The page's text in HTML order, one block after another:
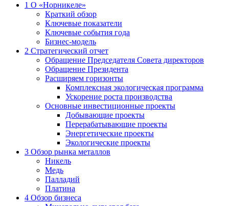
1 О «Норникеле»
Краткий обзор
Ключевые показатели
Ключевые события года
Бизнес-модель
2 Стратегический отчет
Обращение Председателя Совета директоров
Обращение Президента
Расширяем горизонты
Комплексная экологическая программа
Ускорение роста производства
Основные инвестиционные проекты
Добывающие проекты
Перерабатывающие проекты
Энергетические проекты
Экологические проекты
3 Обзор рынка металлов
Никель
Медь
Палладий
Платина
4 Обзор бизнеса